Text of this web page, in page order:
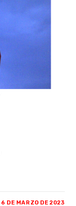
6 DE MARZO DE 2023